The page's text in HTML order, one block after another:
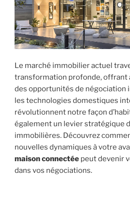
Le marché immobilier actuel
transformation profonde, offrant
des opportunités de négociation
les technologies domestiques
révolutionnent notre façon
également un levier stratégique
immobilières. Découvrez
nouvelles dynamiques à votre
maison connectée peut devenir
dans vos négociations.